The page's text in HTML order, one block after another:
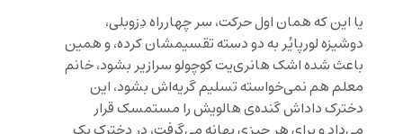
یا این که همان اول حرکت، سر چهارراه دِزوبلی،
دوشیزه لورپایُر به دو دسته تقسیمشان کرده، و همین
باعث شده اشک هانری‌یت کوچولو سرازیر بشود، خانم
معلم هم نمی‌خواسته تسلیم گریه‌اش بشود، این
دخترک داداش گنده‌ی هالویش را مستمسک قرار